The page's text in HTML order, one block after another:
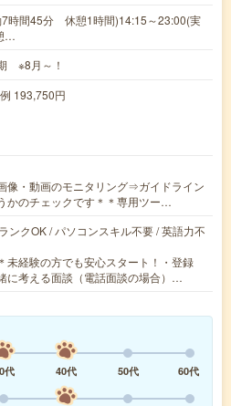
時間45分 休憩1時間)14:15～23:00(実
…
※8月～！
193,750円
像・動画のモニタリング⇒ガイドライン
かのチェックです＊＊専用ツー…
ンクOK / パソコンスキル不要 / 英語力不
未経験の方でも安心スタート！・登録
に考える面談（電話面談の場合）…
代 40代 50代
60代